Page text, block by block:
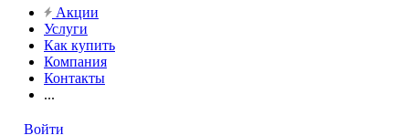
Акции
Услуги
Как купить
Компания
Контакты
...
Войти